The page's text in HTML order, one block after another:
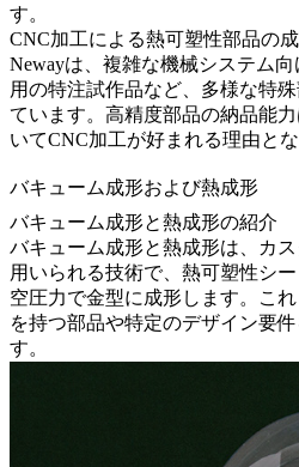
す。
CNC加工による熱可塑性部品の
Newayは、複雑な機械システム
用の特注試作品など、多様な特
ています。高精度部品の納品能
いてCNC加工が好まれる理由とな
バキューム成形および熱成形
バキューム成形と熱成形の紹介
バキューム成形と熱成形は、カ
用いられる技術で、熱可塑性シ
空圧力で金型に成形します。こ
を持つ部品や特定のデザイン要
す。